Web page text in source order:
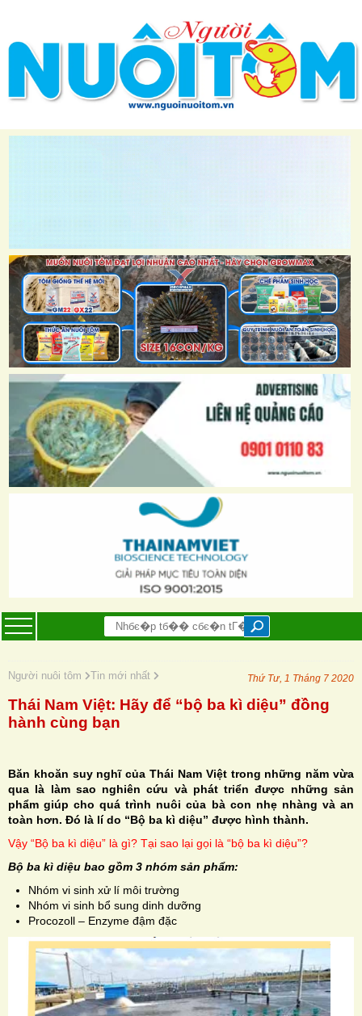
Người nuôi tôm Tin mới nhất Thứ Tư, 1 Tháng 7 2020
Thái Nam Việt: Hãy để “bộ ba kì diệu” đồng
hành cùng bạn
Băn khoăn suy nghĩ của Thái Nam Việt trong những năm vừa
qua là làm sao nghiên cứu và phát triển được những sản
phẩm giúp cho quá trình nuôi của bà con nhẹ nhàng và an
toàn hơn. Đó là lí do “Bộ ba kì diệu” được hình thành.
Vậy “Bộ ba kì diệu” là gì? Tại sao lại gọi là “bộ ba kì diệu”?
Bộ ba kì diệu bao gồm 3 nhóm sản phẩm:
Nhóm vi sinh xử lí môi trường
Nhóm vi sinh bổ sung dinh dưỡng
Procozoll – Enzyme đậm đặc